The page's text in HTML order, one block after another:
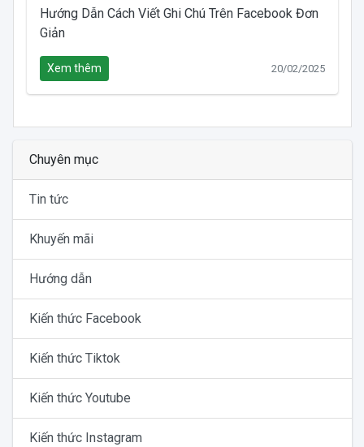
Hướng Dẫn Cách Viết Ghi Chú Trên Facebook Đơn
Giản
Xem thêm 20/02/2025
Chuyên mục
Tin tức
Khuyến mãi
Hướng dẫn
Kiến thức Facebook
Kiến thức Tiktok
Kiến thức Youtube
Kiến thức Instagram